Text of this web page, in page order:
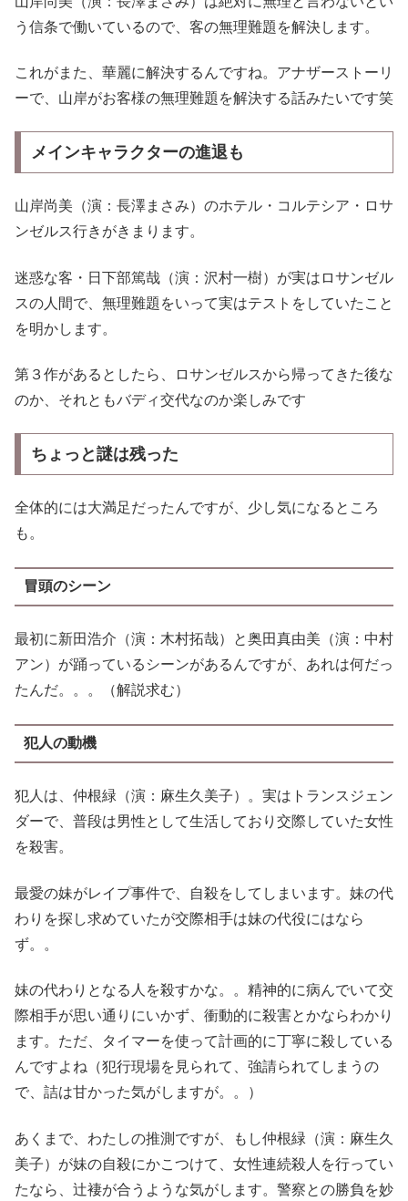
う信条で働いているので、客の無理難題を解決します。
これがまた、華麗に解決するんですね。アナザーストーリ
ーで、山岸がお客様の無理難題を解決する話みたいです笑
メインキャラクターの進退も
山岸尚美（演：長澤まさみ）のホテル・コルテシア・ロサ
ンゼルス行きがきまります。
迷惑な客・日下部篤哉（演：沢村一樹）が実はロサンゼル
スの人間で、無理難題をいって実はテストをしていたこと
を明かします。
第３作があるとしたら、ロサンゼルスから帰ってきた後な
のか、それともバディ交代なのか楽しみです
ちょっと謎は残った
全体的には大満足だったんですが、少し気になるところ
も。
冒頭のシーン
最初に新田浩介（演：木村拓哉）と奥田真由美（演：中村
アン）が踊っているシーンがあるんですが、あれは何だっ
たんだ。。。（解説求む）
犯人の動機
犯人は、仲根緑（演：麻生久美子）。実はトランスジェン
ダーで、普段は男性として生活しており交際していた女性
を殺害。
最愛の妹がレイプ事件で、自殺をしてしまいます。妹の代
わりを探し求めていたが交際相手は妹の代役にはなら
ず。。
妹の代わりとなる人を殺すかな。。精神的に病んでいて交
際相手が思い通りにいかず、衝動的に殺害とかならわかり
ます。ただ、タイマーを使って計画的に丁寧に殺している
んですよね（犯行現場を見られて、強請られてしまうの
で、詰は甘かった気がしますが。。）
あくまで、わたしの推測ですが、もし仲根緑（演：麻生久
美子）が妹の自殺にかこつけて、女性連続殺人を行ってい
たなら、辻褄が合うような気がします。警察との勝負を妙